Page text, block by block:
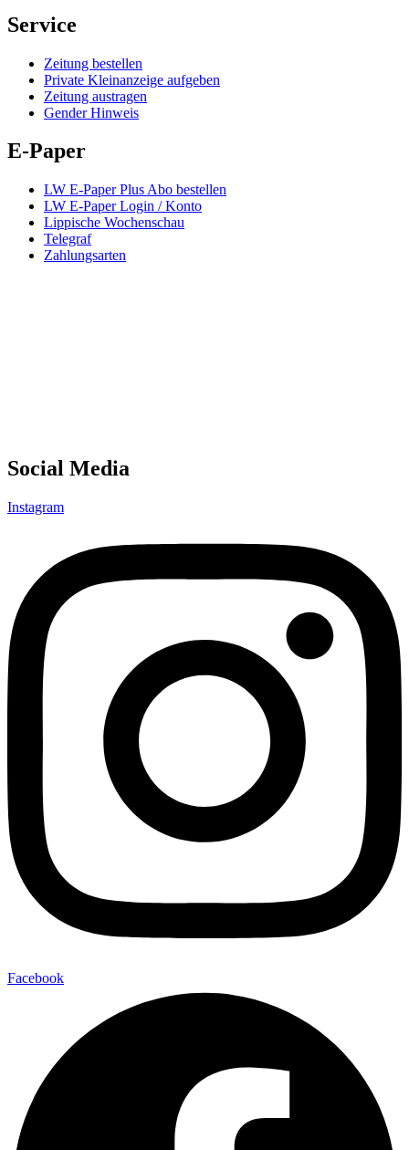
Service
Zeitung bestellen
Private Kleinanzeige aufgeben
Zeitung austragen
Gender Hinweis
E-Paper
LW E-Paper Plus Abo bestellen
LW E-Paper Login / Konto
Lippische Wochenschau
Telegraf
Zahlungsarten
Social Media
Instagram
Facebook